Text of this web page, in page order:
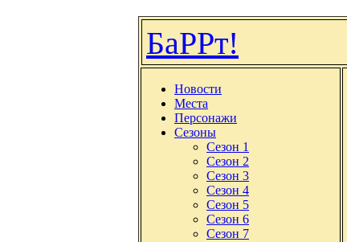
БаРРт!
Новости
Места
Персонажи
Сезоны
Сезон 1
Сезон 2
Сезон 3
Сезон 4
Сезон 5
Сезон 6
Сезон 7